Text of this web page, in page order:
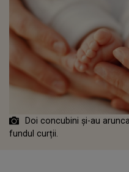
Doi concubini și-au
fundul curții.